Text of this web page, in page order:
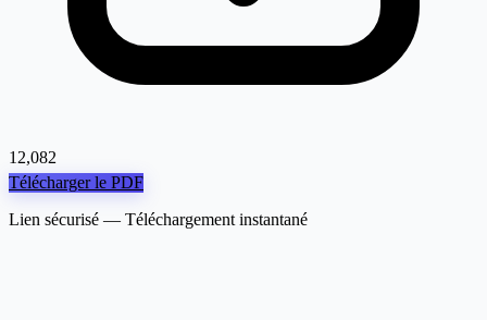
12,082
Télécharger le PDF
Lien sécurisé — Téléchargement instantané